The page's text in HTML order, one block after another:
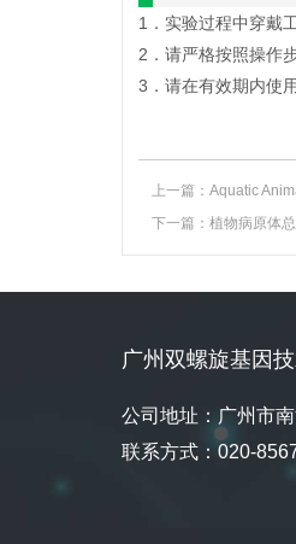
1．实验过程中穿戴
2．请严格按照操作
3．请在有效期内使
上一篇：Aquatic
下一篇：植物病原体
广州双螺旋基因
公司地址：广州市
联系方式：020-